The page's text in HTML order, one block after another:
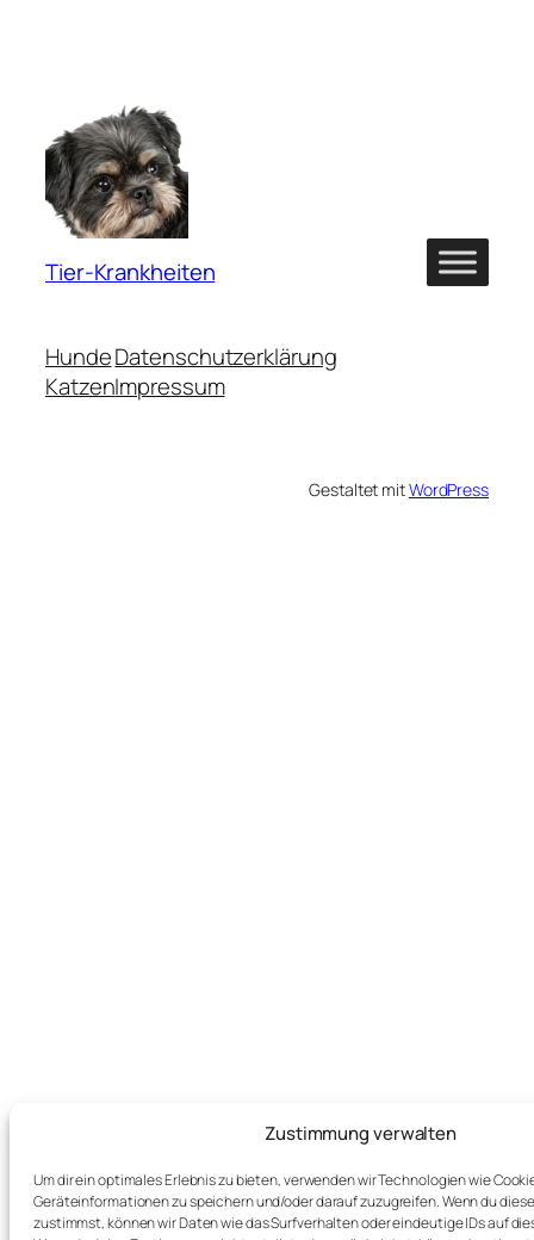
Zustimmung verwalten
Um dir ein optimales Erlebnis zu bieten, verwenden wir Technologien wie
Geräteinformationen zu speichern und/oder darauf zuzugreifen. Wenn du
zustimmst, können wir Daten wie das Surfverhalten oder eindeutige IDs auf
Tier-Krankheiten
Hunde
Katzen
Datenschutzerklärung
Impressum
Gestaltet mitWordPress